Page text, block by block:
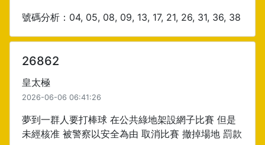
號碼分析：04, 05, 08, 09, 13, 17, 21, 26, 31, 36, 38
26862
皇太極
2026-06-06 06:41:26
夢到一群人要打棒球 在公共綠地架設網子比賽 但是
未經核准 被警察以安全為由 取消比賽 撤掉場地 罰款